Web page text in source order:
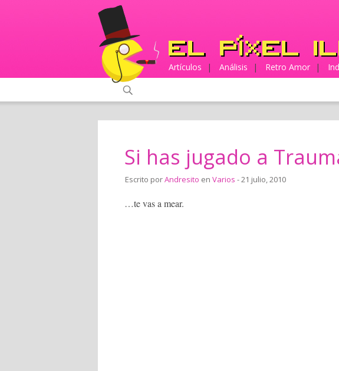
Artículos | Análisis | Retro Amor |
Si has jugado a
Escrito porAndresito en Varios - 21 julio, 2010
…te vas a mear.